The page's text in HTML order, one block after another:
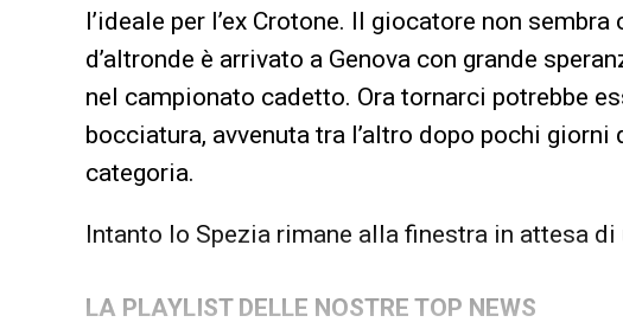
l’ideale per l’ex Crotone. Il giocatore non
d’altronde è arrivato a Genova con grande
nel campionato cadetto. Ora tornarci potrebbe
bocciatura, avvenuta tra l’altro dopo pochi
categoria.
Intanto lo Spezia rimane alla finestra in attesa
LA PLAYLIST DELLE NOSTRE TOP NEWS